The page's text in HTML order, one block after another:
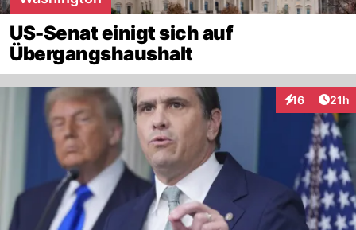
US-Senat einigt sich auf
Übergangshaushalt
16
Interaktionen
21h